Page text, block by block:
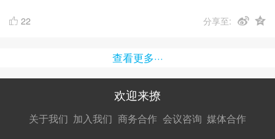
22 分享至:
查看更多···
欢迎来撩
关于我们 加入我们
接扔简历
商务合作
接开聊
会议咨询 媒体合作
接开聊